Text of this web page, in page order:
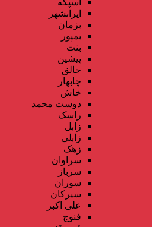
ایرانشهر
بزمان
بمپور
بنت
پیشین
جالق
چابهار
خاش
دوست محمد
راسک
زابل
زابلی
زهک
سراوان
سرباز
سوران
سیرکان
علی اکبر
فنوج